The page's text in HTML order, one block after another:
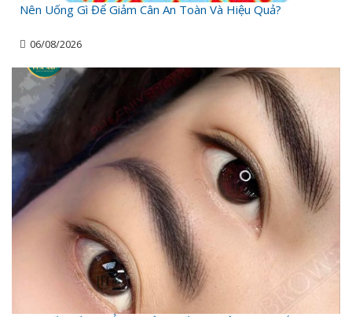
Nên Uống Gì Để Giảm Cân An Toàn Và Hiệu Quả?
06/08/2026